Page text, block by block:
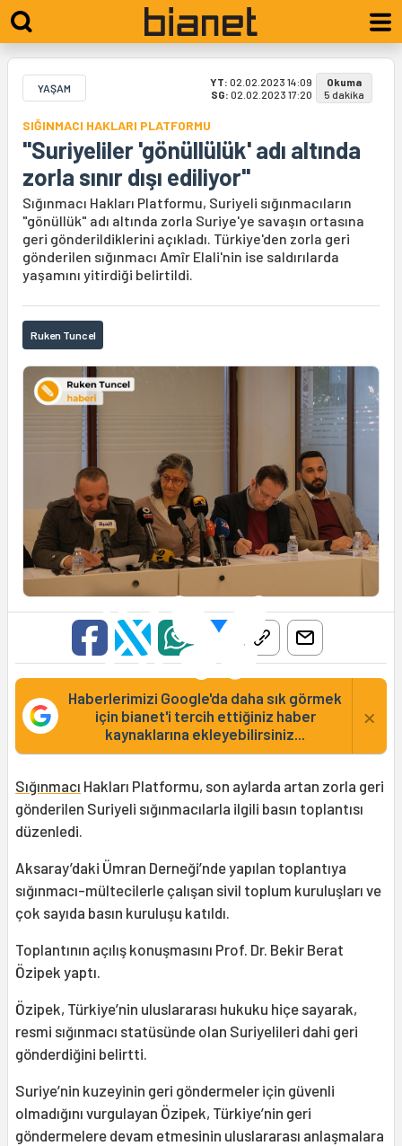
YAŞAM YT: 02.02.2023 14:09
SG: 02.02.2023 17:20
Okuma
5 dakika
SIĞINMACI HAKLARI PLATFORMU
"Suriyeliler 'gönüllülük' adı altında
zorla sınır dışı ediliyor"
Sığınmacı Hakları Platformu, Suriyeli sığınmacıların
"gönüllük" adı altında zorla Suriye'ye savaşın ortasına
geri gönderildiklerini açıkladı. Türkiye'den zorla geri
gönderilen sığınmacı Amîr Elali'nin ise saldırılarda
yaşamını yitirdiği belirtildi.
Ruken Tuncel
Haberlerimizi Google'da daha sık görmek
için bianet'i tercih ettiğiniz haber
kaynaklarına ekleyebilirsiniz...
×
Sığınmacı Hakları Platformu, son aylarda artan zorla geri
gönderilen Suriyeli sığınmacılarla ilgili basın toplantısı
düzenledi.
Aksaray’daki Ümran Derneği’nde yapılan toplantıya
sığınmacı-mültecilerle çalışan sivil toplum kuruluşları ve
çok sayıda basın kuruluşu katıldı.
Toplantının açılış konuşmasını Prof. Dr. Bekir Berat
Özipek yaptı.
Özipek, Türkiye’nin uluslararası hukuku hiçe sayarak,
resmi sığınmacı statüsünde olan Suriyelileri dahi geri
gönderdiğini belirtti.
Suriye’nin kuzeyinin geri göndermeler için güvenli
olmadığını vurgulayan Özipek, Türkiye’nin geri
göndermelere devam etmesinin uluslararası anlaşmalara